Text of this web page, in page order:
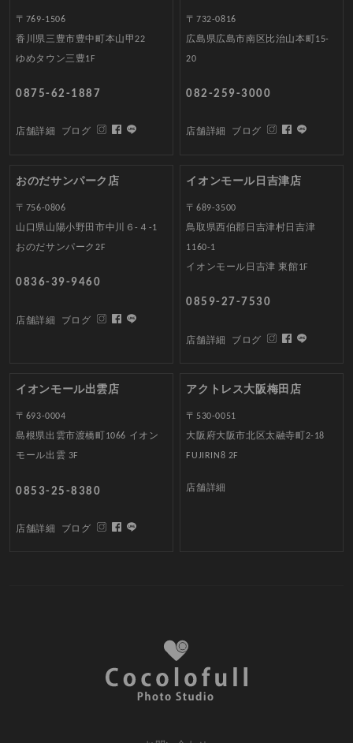
〒769-1506
香川県三豊市豊中町本山甲22
ゆめタウン三豊1F
0875-62-1887
店舗詳細 ブログ
〒732-0816
広島県広島市南区比治山本町15-
20
082-259-3000
店舗詳細 ブログ
おのだサンパーク店
〒756-0806
山口県山陽小野田市中川６-４-1
おのだサンパーク2F
0836-39-9460
店舗詳細 ブログ
イオンモール日吉津店
〒689-3500
鳥取県西伯郡日吉津村日吉津
1160-1
イオンモール日吉津 東館1F
0859-27-7530
店舗詳細 ブログ
イオンモール出雲店
〒693-0004
島根県出雲市渡橋町1066 イオン
モール出雲 3F
0853-25-8380
店舗詳細 ブログ
アクトレス大阪梅田店
〒530-0051
大阪府大阪市北区太融寺町2-18
FUJIRIN8 2F
店舗詳細